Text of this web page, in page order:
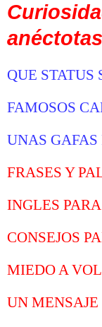
QUE STATUS
FAMOSOS
UNAS
FRASES Y
INGLES
CONSEJOS
MIEDO A
UN